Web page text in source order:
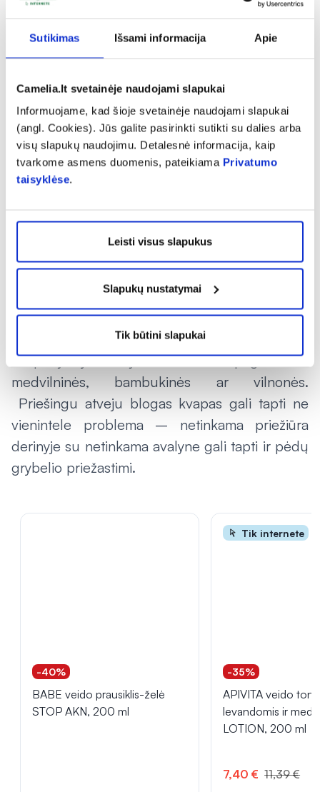
Sutikimas Išsami informacija Apie
Camelia.lt svetainėje naudojami slapukai
Informuojame, kad šioje svetainėje naudojami slapukai
(angl. Cookies). Jūs galite pasirinkti sutikti su dalies arba
visų slapukų naudojimu. Detalesnė informacija, kaip
tvarkome asmens duomenis, pateikiama Privatumo
taisyklėse.
Leisti visus slapukus
Slapukų nustatymai
Tik būtini slapukai
dekoratyvine kosmetika ir dar neturint daug
įgūdžių lengviau atlikti subtilų makiažą.
Stop prakaitui!
Pradėjus bręsti jaunuoliai ima labiau prakaituoti
– tad čia reiktų dar atskiros kūno priežiūros
priemonių labiausiai prakaituojančioms vietoms
– pažastims ir pėdoms. Specialistė pataria
prakaito. O prižiūrėti pėdas reikia pradėti ne tik
kruopščiai prausiant, išvalant nuo vandens
tarpupirščius, tepant specialiu kremu ar pudra,
bet nemažiau svarbu pasirinkti tinkamą avalynę
ir kojines – batai turėtų būti odiniai,
kvėpuojantys, o kojinės natūralaus pagrindo –
medvilninės, bambukinės ar vilnonės.
Priešingu atveju blogas kvapas gali tapti ne
vienintele problema – netinkama priežiūra
derinyje su netinkama avalyne gali tapti ir pėdų
grybelio priežastimi.
-40%
BABE veido prausiklis-želė
STOP AKN, 200 ml
Tik internete
-35%
APIVITA veido
levandomis ir
LOTION, 200 ml
7,40 € 11,39 €